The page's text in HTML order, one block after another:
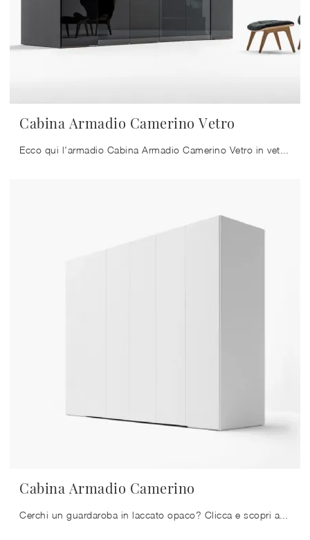
Cabina Armadio Camerino Vetro
Cabina Armadio Camerino